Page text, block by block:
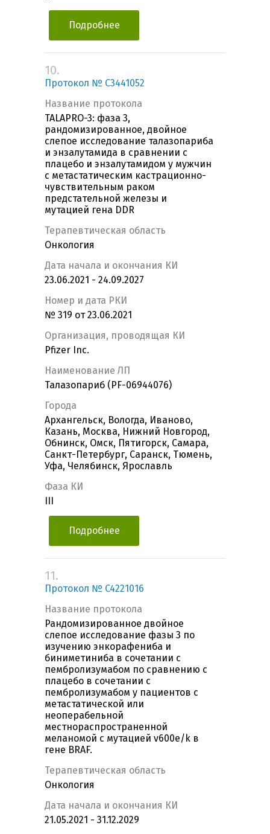
Подробнее
10.
Протокол № C3441052
Название протокола
TALAPRO-3: фаза 3,
рандомизированное, двойное
слепое исследование талазопариба
и энзалутамида в сравнении с
плацебо и энзалутамидом у мужчин
с метастатическим кастрационно-
чувствительным раком
предстательной железы и
мутацией гена DDR
Терапевтическая область
Онкология
Дата начала и окончания КИ
23.06.2021 - 24.09.2027
Номер и дата РКИ
№ 319 от 23.06.2021
Организация, проводящая КИ
Pfizer Inc.
Наименование ЛП
Талазопариб (PF-06944076)
Города
Архангельск, Вологда, Иваново,
Казань, Москва, Нижний Новгород,
Обнинск, Омск, Пятигорск, Самара,
Санкт-Петербург, Саранск, Тюмень,
Уфа, Челябинск, Ярославль
Фаза КИ
Подробнее
11.
Протокол № C4221016
Название протокола
Рандомизированное двойное
слепое исследование фазы 3 по
изучению энкорафениба и
биниметиниба в сочетании с
пембролизумабом по сравнению с
плацебо в сочетании с
пембролизумабом у пациентов с
метастатической или
неоперабельной
местнораспространенной
меланомой с мутацией v600e/k в
гене BRAF.
Терапевтическая область
Онкология
Дата начала и окончания КИ
21.05.2021 - 31.12.2029